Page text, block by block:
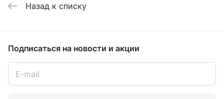
Назад к списку
Подписаться на новости и акции